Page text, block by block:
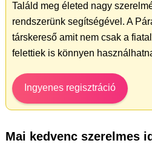
Találd meg életed nagy
rendszerünk segítségével. A
társkereső amit nem csak a
felettiek is könnyen
Ingyenes regisztráció
Mai kedvenc szerelmes